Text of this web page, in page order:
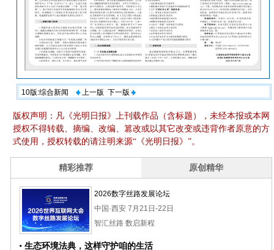
10版:综合新闻 上一版 下一版
版权声明：凡《光明日报》上刊载作品（含标题），未经本报或本网
授权不得转载、摘编、改编、篡改或以其它改变或违背作者原意的方
式使用，授权转载的请注明来源“《光明日报》”。